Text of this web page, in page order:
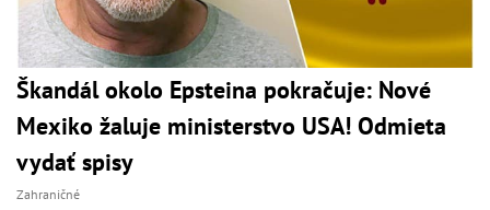
Škandál okolo Epsteina pokračuje: Nové
Mexiko žaluje ministerstvo USA! Odmieta
vydať spisy
Zahraničné